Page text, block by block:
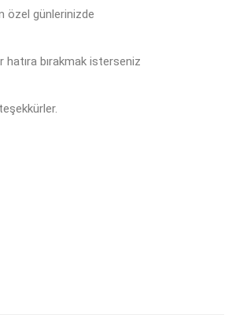
özel günlerinizde
hatıra bırakmak isterseniz